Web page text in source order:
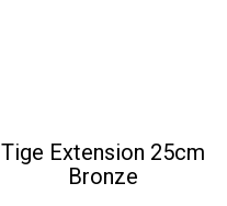
Tige Extension 25cm
Bronze